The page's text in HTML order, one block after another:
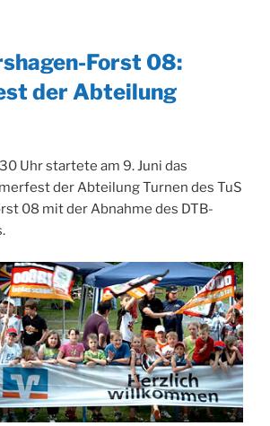
Forst 08:
der Abteilung
Uhr startete am 9. Juni das
der Abteilung Turnen des TuS
08 mit der Abnahme des DTB-